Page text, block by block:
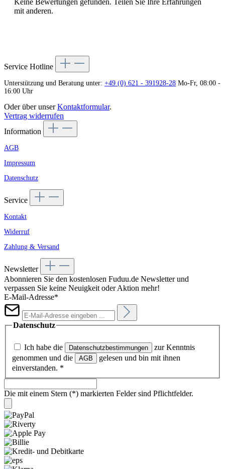
Keine Bewertungen gefunden. Teilen Sie Ihre Erfahrungen
mit anderen.
Service Hotline
Unterstützung und Beratung unter: +49 (0) 621 - 391928-28 Mo-Fr, 08:00 -
16:00 Uhr
Oder über unserKontaktformular.
Vertrag widerrufen
Information
AGB
Impressum
Datenschutz
Service
Kontakt
Widerruf
Zahlung & Versand
Newsletter
Abonnieren Sie den kostenlosen Fuduu.de Newsletter und
verpassen Sie keine Neuigkeit oder Aktion mehr!
E-Mail-Adresse*
Datenschutz
Ich habe die Datenschutzbestimmungen
zur Kenntnis
genommen und die
AGB
gelesen und bin mit ihnen
einverstanden. *
Die mit einem Stern (*) markierten Felder sind Pflichtfelder.